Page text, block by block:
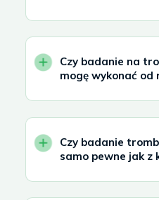
Czy badanie na
mogę wykonać od
Czy badanie
samo pewne jak z